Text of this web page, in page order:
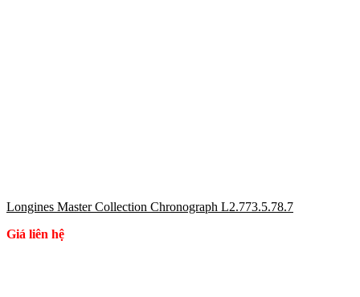
Longines Master Collection Chronograph L2.773.5.78.7
Giá liên hệ